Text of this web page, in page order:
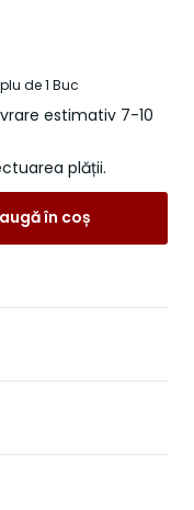
estimativ 7-10
plății.
de 1 Buc
în coș